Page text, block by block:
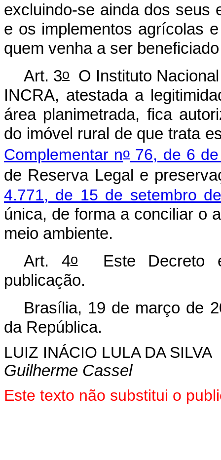
excluindo-se ainda dos seus
e os implementos agrícolas
quem venha a ser
Art. 3oO Instituto Nacional
INCRA, atestada a
área planimetrada, fica
do imóvel rural de que trata
Complementar no76, de 6 de
de Reserva Legal e
4.771, de 15 de setembro
única, de forma a conciliar o
meio ambiente.
Art. 4oEste Decreto
publicação.
Brasília, 19 de março de
da República.
LUIZ INÁCIO LULA DA SILVA
Guilherme Cassel
Este texto não substitui o